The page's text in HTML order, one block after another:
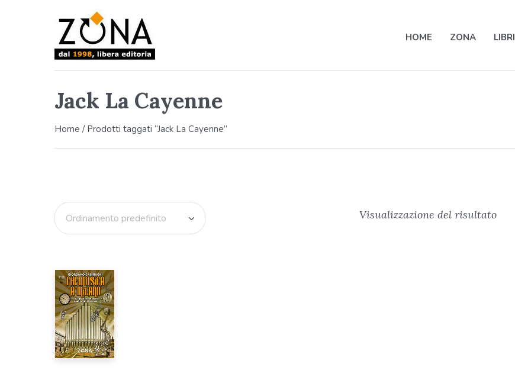
HOME ZONA LIBRI
Jack La Cayenne
Home / Prodotti taggati “Jack La Cayenne”
Visualizzazione del risultato